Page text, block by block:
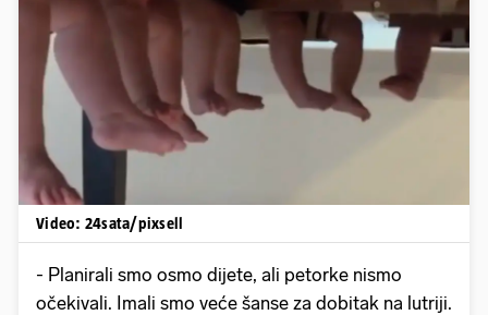
Pokretanje videa...
Video: 24sata/pixsell
- Planirali smo osmo dijete, ali petorke nismo
očekivali. Imali smo veće šanse za dobitak na lutriji.